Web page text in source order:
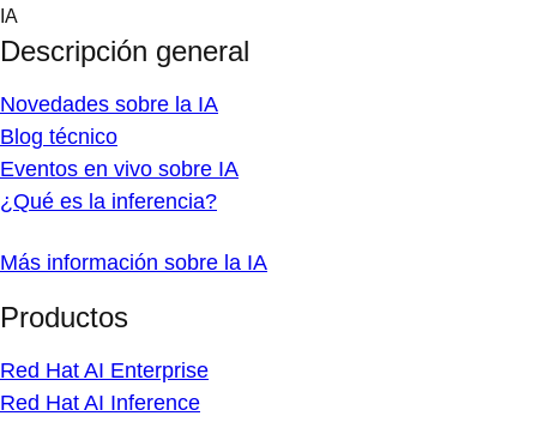
Skip
content
IA
Descripción general
Novedades sobre la IA
Blog técnico
Eventos en vivo sobre IA
¿Qué es la inferencia?
Más información sobre la IA
Productos
Red Hat AI Enterprise
Red Hat AI Inference